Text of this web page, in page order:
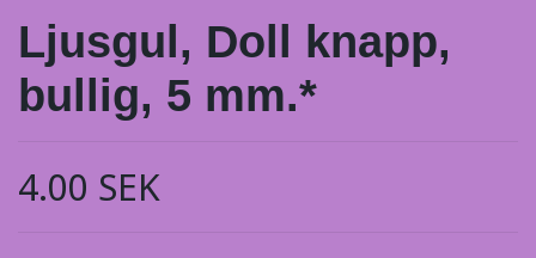
Ljusgul, Doll knapp,
bullig, 5 mm.*
4.00 SEK